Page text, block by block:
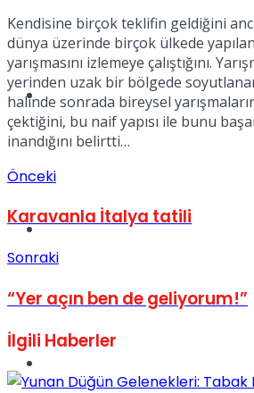
Müzik
Sinema
View All Result
Kendisine birçok teklifin geldiğini
dünya üzerinde birçok ülkede
yarışmasını izlemeye çalıştığını.
yerinden uzak bir bölgede
halinde sonrada bireysel
çektiğini, bu naif yapısı ile bunu
inandığını belirtti…
Önceki
Karavanla İtalya tatili
Sonraki
“Yer açın ben de geliyorum!”
İlgili Haberler